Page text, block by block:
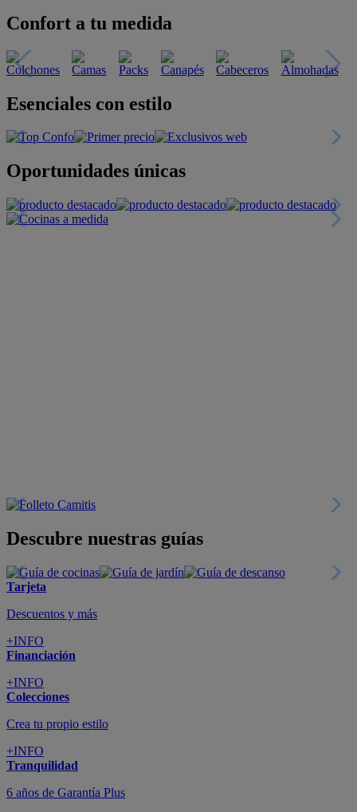
Confort a tu medida
Esenciales con estilo
Oportunidades únicas
Descubre nuestras guías
Tarjeta
Descuentos y más
+INFO
Financiación
+INFO
Colecciones
Crea tu propio estilo
+INFO
Tranquilidad
6 años de Garantía Plus